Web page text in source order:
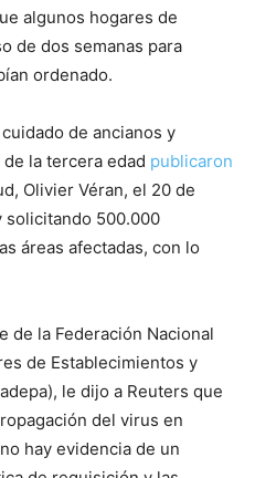
algunos hogares de
de dos semanas para
ordenado.
de ancianos y
la tercera edad publicaron
Olivier Véran, el 20 de
solicitando 500.000
áreas afectadas, con lo
de la Federación Nacional
de Establecimientos y
le dijo a Reuters que
del virus en
hay evidencia de un